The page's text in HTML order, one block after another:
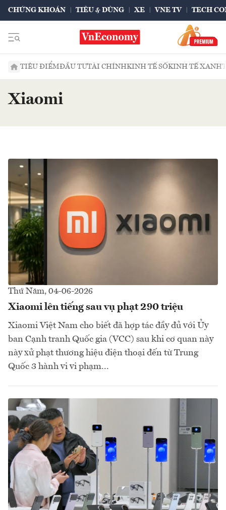
CHỨNG KHOÁN TIÊU & DÙNG XE VNE TV TECH
TIÊU ĐIỂMĐẦU TƯTÀI CHÍNHKINH TẾ SỐKINH TẾ XANH
Xiaomi
Thứ Năm, 04-06-2026
Xiaomi lên tiếng sau vụ phạt 290 triệu
Xiaomi Việt Nam cho biết đã hợp tác đầy đủ với Ủy
ban Cạnh tranh Quốc gia (VCC) sau khi cơ quan này
này xử phạt thương hiệu điện thoại đến từ Trung
Quốc 3 hành vi vi phạm...